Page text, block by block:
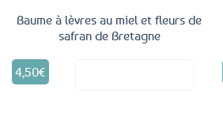
Baume à lèvres au miel et fleurs de
safran de Bretagne
4,50€